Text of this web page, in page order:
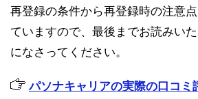
再登録の条件から再登録時の注意
ていますので、最後までお読みい
になさってください。
パソナキャリアの実際の口コミ